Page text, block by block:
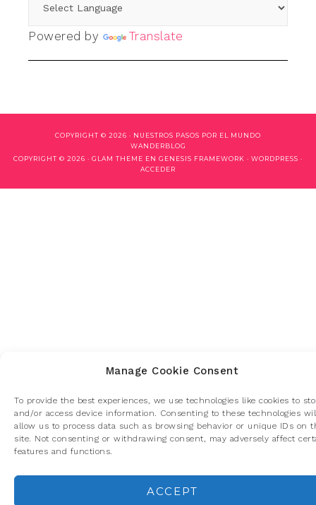
Manage Cookie Consent
To provide the best experiences, we use technologies like cookies to
and/or access device information. Consenting to these technologies
allow us to process data such as browsing behavior or unique IDs on
site. Not consenting or withdrawing consent, may adversely affect
features and functions.
ACCEPT
Powered by Translate
COPYRIGHT © 2026 · NUESTROS PASOS POR EL MUNDO
WANDERBLOG
COPYRIGHT © 2026 · GLAM THEME EN GENESIS FRAMEWORK · WORDPRESS ·
ACCEDER